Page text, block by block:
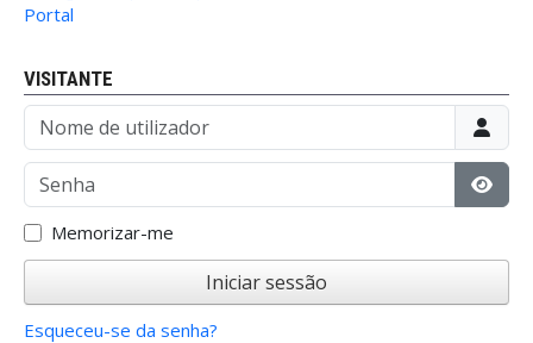
Portal
VISITANTE
Nome de utilizador
Senha
Memorizar-me
Iniciar sessão
Esqueceu-se da senha?